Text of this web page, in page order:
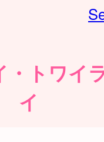
・トワイ
イ